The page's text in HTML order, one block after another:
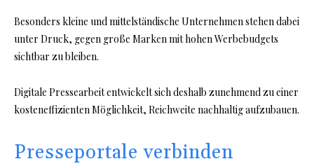
Besonders kleine und mittelständische Unternehmen stehen dabei
unter Druck, gegen große Marken mit hohen Werbebudgets
sichtbar zu bleiben.
Digitale Pressearbeit entwickelt sich deshalb zunehmend zu einer
kosteneffizienten Möglichkeit, Reichweite nachhaltig aufzubauen.
Presseportale verbinden